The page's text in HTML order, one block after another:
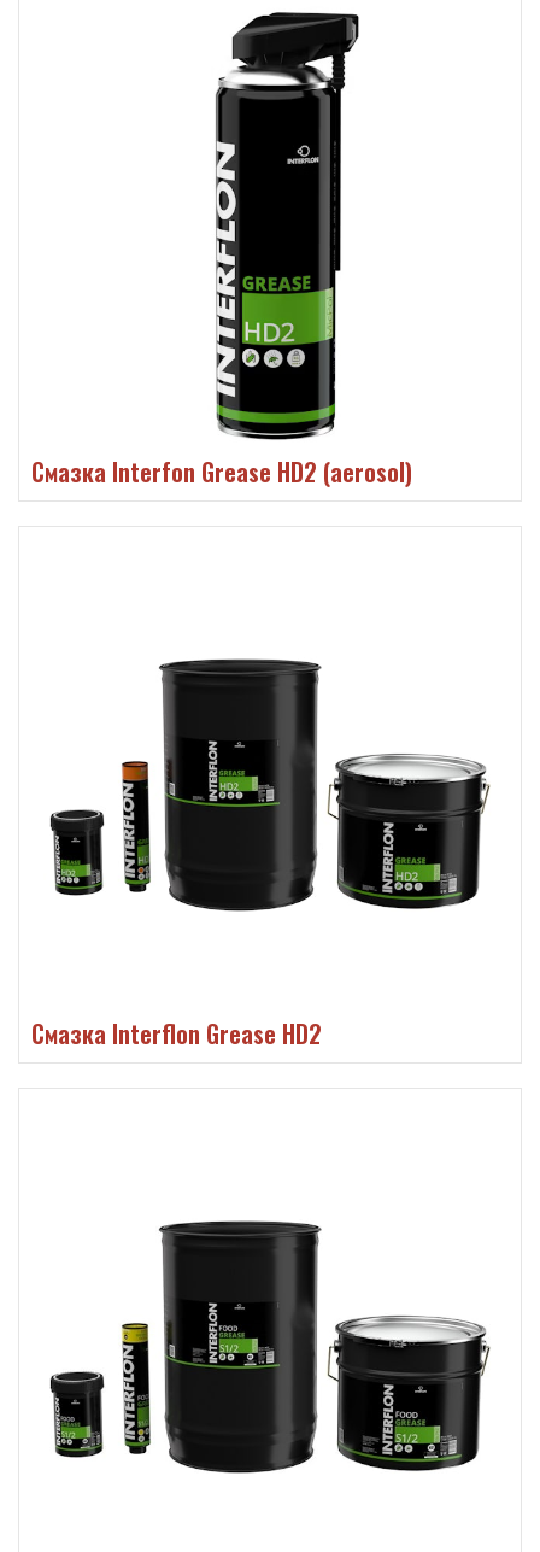
Смазка Interfon Grease HD2 (aerosol)
Смазка Interflon Grease HD2